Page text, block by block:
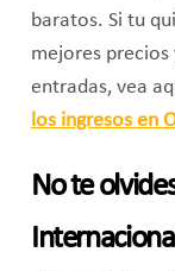
baratos. Si tu
mejores precios
entradas, vea
los ingresos en
No te